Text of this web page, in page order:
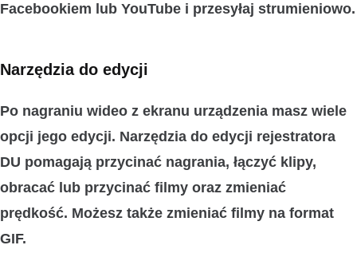
Facebookiem lub YouTube i przesyłaj strumieniowo.
Narzędzia do edycji
Po nagraniu wideo z ekranu urządzenia masz wiele
opcji jego edycji. Narzędzia do edycji rejestratora
DU pomagają przycinać nagrania, łączyć klipy,
obracać lub przycinać filmy oraz zmieniać
prędkość. Możesz także zmieniać filmy na format
GIF.